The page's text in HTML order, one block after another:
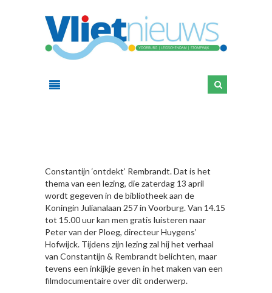
Constantijn ‘ontdekt’ Rembrandt. Dat is het
thema van een lezing, die zaterdag 13 april
wordt gegeven in de bibliotheek aan de
Koningin Julianalaan 257 in Voorburg. Van 14.15
tot 15.00 uur kan men gratis luisteren naar
Peter van der Ploeg, directeur Huygens’
Hofwijck. Tijdens zijn lezing zal hij het verhaal
van Constantijn & Rembrandt belichten, maar
tevens een inkijkje geven in het maken van een
filmdocumentaire over dit onderwerp.